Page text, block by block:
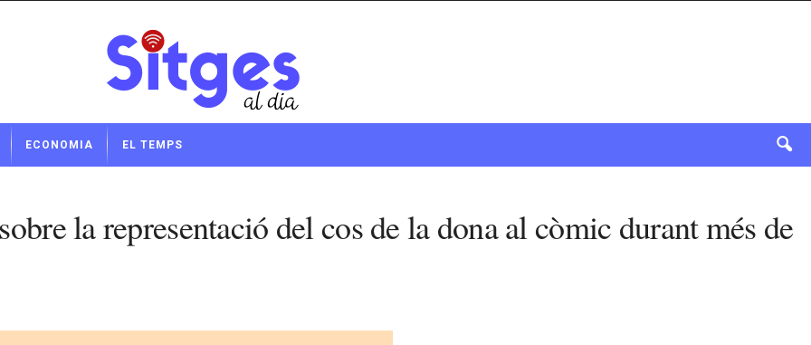
ECONOMIA EL TEMPS
la representació del cos de la dona al còmic durant més de